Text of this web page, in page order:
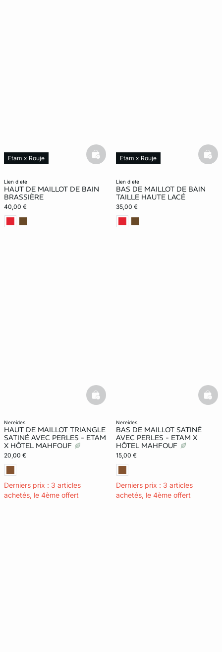
lien d ete
HAUT DE MAILLOT DE BAIN
BRASSIÈRE
40,00 €
Etam x Rouje
basketfull
lien d ete
BAS DE MAILLOT DE BAIN
TAILLE HAUTE LACÉ
35,00 €
Etam x Rouje
nereides
HAUT DE MAILLOT TRIANGLE
SATINÉ AVEC PERLES - ETAM
X HÔTEL MAHFOUF
20,00 €
Derniers prix : 3 articles
achetés, le 4ème offert
basketfull
nereides
BAS DE MAILLOT SATINÉ
AVEC PERLES - ETAM X
HÔTEL MAHFOUF
15,00 €
Derniers prix : 3 articles
achetés, le 4ème offert